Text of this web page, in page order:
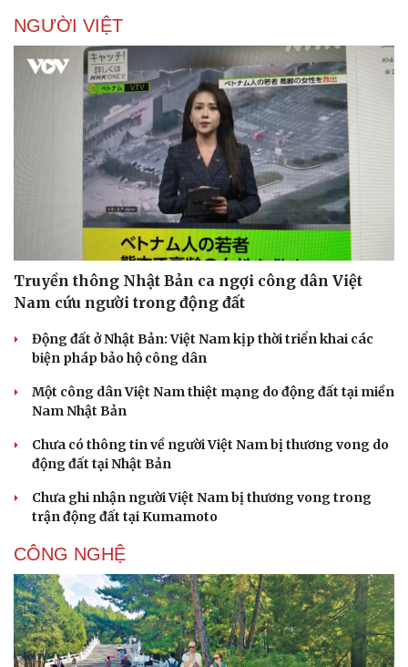
Doanh nghiệp
Thông tin doanh nghiệp
Doanh nghiệp 24h
Vì cộng đồng
Công nghệ
Sành điệu
Tin Công nghệ
Trải nghiệm
Chuyển đổi số
NGƯỜI VIỆT
Truyền thông Nhật Bản ca ngợi công dân Việt
Nam cứu người trong động đất
Động đất ở Nhật Bản: Việt Nam kịp thời triển khai các
biện pháp bảo hộ công dân
Một công dân Việt Nam thiệt mạng do động đất tại miền
Nam Nhật Bản
Chưa có thông tin về người Việt Nam bị thương vong do
động đất tại Nhật Bản
Chưa ghi nhận người Việt Nam bị thương vong trong
trận động đất tại Kumamoto
CÔNG NGHỆ